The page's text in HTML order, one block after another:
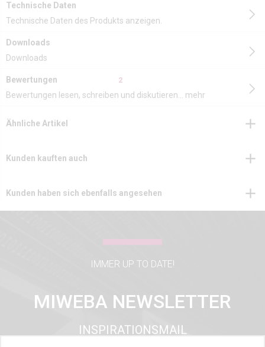
Technische Daten
Technische Daten des Produkts anzeigen.
Downloads
Downloads
Bewertungen 2
Bewertungen lesen, schreiben und diskutieren... mehr
Ähnliche Artikel
Kunden kauften auch
Kunden haben sich ebenfalls angesehen
IMMER UP TO DATE!
MIWEBA NEWSLETTER
INSPIRATIONSMAIL